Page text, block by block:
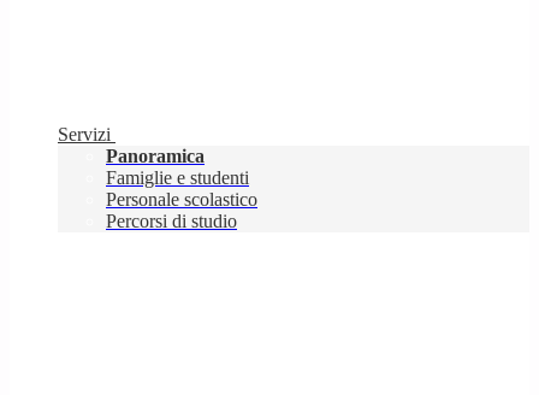
Servizi
Panoramica
Famiglie e studenti
Personale scolastico
Percorsi di studio